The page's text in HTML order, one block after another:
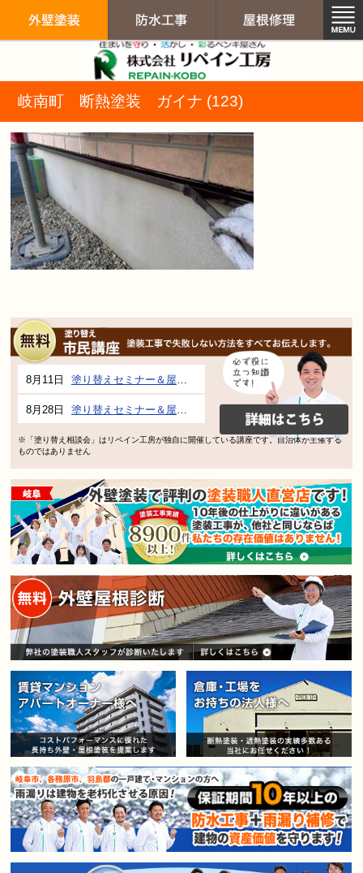
岐南町 断熱塗装 ガイナ (123)
8月11日 塗り替えセミナー＆屋根、外壁の塗り替え市民講座 inぎふメディアコスモス
8月28日 塗り替えセミナー＆屋根、外壁の塗り替え市民講座 inぎふメディアコスモス
※「塗り替え相談会」はリペイン工房が独自に開催している講座です。自治体が主催する
ものではありません
賃貸マンション・アパートオー